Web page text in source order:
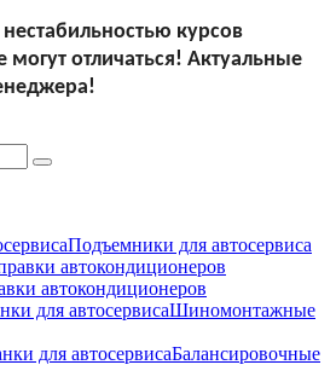
нестабильностью курсов
могут отличаться! Актуальные
Подъемники для автосервиса
автокондиционеров
Шиномонтажные
Балансировочные